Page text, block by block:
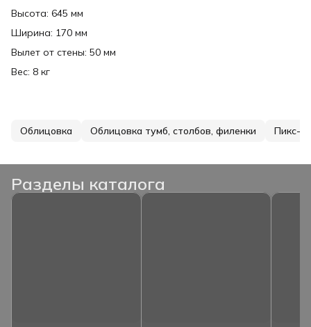
Высота: 645 мм
Ширина: 170 мм
Вылет от стены: 50 мм
Вес: 8 кг
Облицовка Облицовка тумб, столбов, филенки Пикс-
Разделы каталога